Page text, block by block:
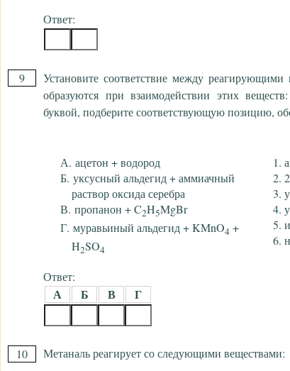
Ответ:
9
Установите соответствие между
образуются при взаимодействии этих
буквой, подберите соответствующую позицию,
ацетон + водород
уксусный альдегид + аммиачный
раствор оксида серебра
пропанон + C2H5MgBr
муравьиный альдегид + KMnO4 +
H2SO4
Ответ:
А Б В Г
10 Метаналь реагирует со следующими веществами: